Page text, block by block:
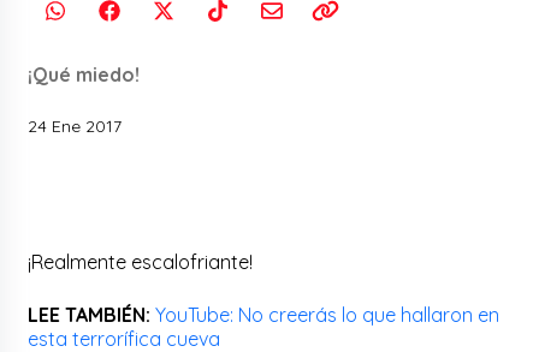
¡Qué miedo!
24 Ene 2017
¡Realmente escalofriante!
LEE TAMBIÉN: YouTube: No creerás lo que hallaron en
esta terrorífica cueva